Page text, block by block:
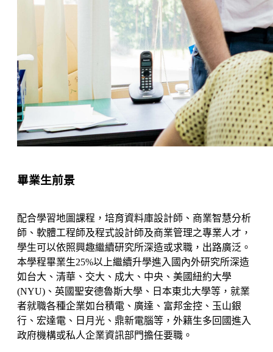
畢業生前景
配合學習地圖課程，培育資料庫設計師、商業智慧分析
師、軟體工程師及程式設計師及商業管理之專業人才，
學生可以依照興趣繼續研究所深造或求職，出路廣泛。
本學程畢業生25%以上繼續升學進入國內外研究所深造
如台大、清華、交大、成大、中央、美國紐約大學
(NYU)、英國聖安德魯斯大學、日本東北大學等，就業
者就職各種企業如台積電、廣達、富邦金控、玉山銀
行、宏達電、日月光、鼎新電腦等，外籍生多回國進入
政府機構或私人企業資訊部門擔任要職。